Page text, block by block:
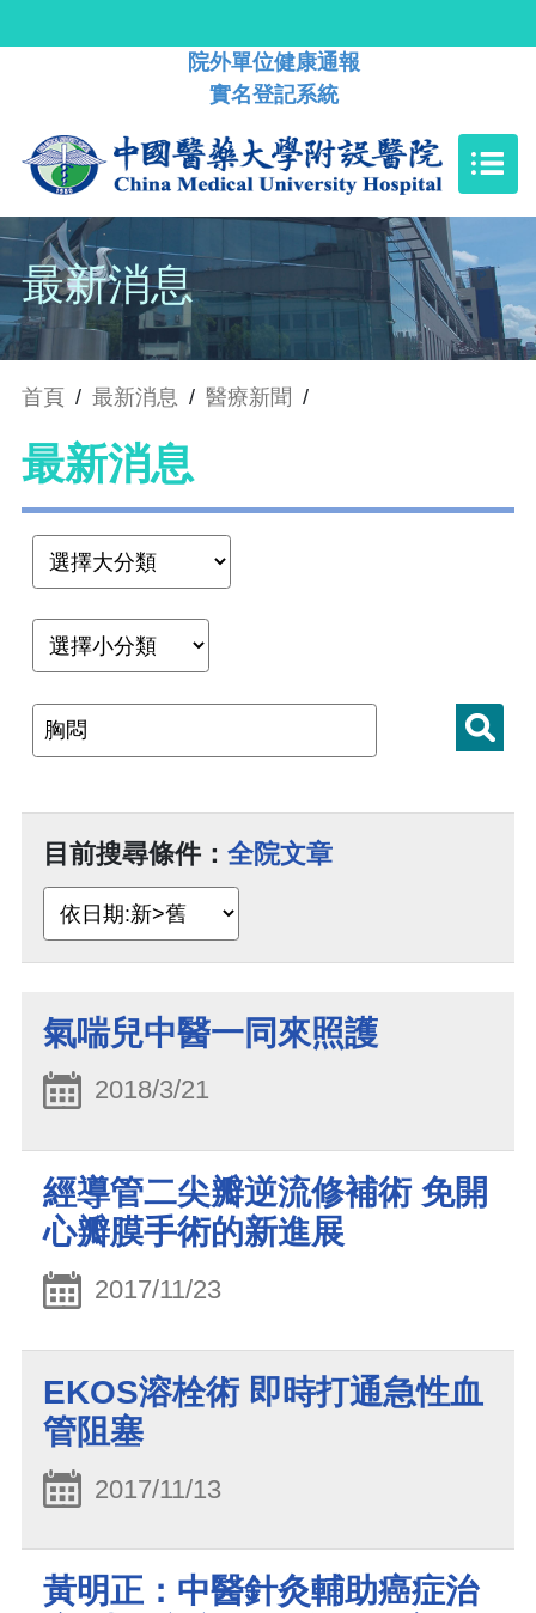
院外單位健康通報
實名登記系統
最新消息
首頁 / 最新消息 / 醫療新聞 /
最新消息
目前搜尋條件： 全院文章
氣喘兒中醫一同來照護
2018/3/21
經導管二尖瓣逆流修補術 免開
心瓣膜手術的新進展
2017/11/23
EKOS溶栓術 即時打通急性血
管阻塞
2017/11/13
黃明正：中醫針灸輔助癌症治